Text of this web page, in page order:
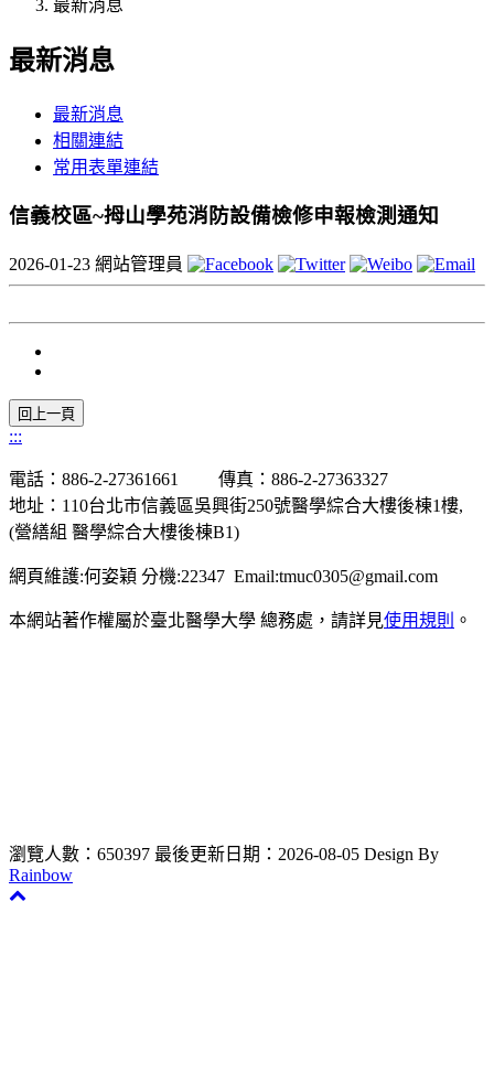
最新消息
最新消息
最新消息
相關連結
常用表單連結
信義校區~拇山學苑消防設備檢修申報檢測通知
2026-01-23 網站管理員
:::
電話：886-2-27361661 傳真：886-2-27363327
地址：110台北市信義區吳興街250號醫學綜合大樓後棟1樓,
(營繕組 醫學綜合大樓後棟B1)
網頁維護:何姿穎 分機:22347 Email:tmuc0305@gmail.com
本網站著作權屬於臺北醫學大學 總務處，請詳見使用規則 。
瀏覽人數：650397 最後更新日期：2026-08-05 Design By
Rainbow